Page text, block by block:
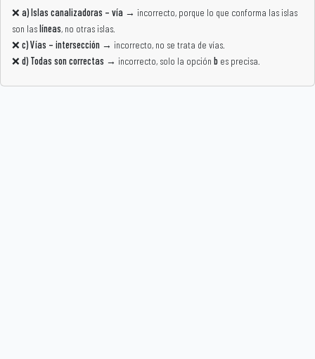
❌ a) Islas canalizadoras – vía → incorrecto, porque lo que conforma las islas
son laslíneas, no otras islas.
❌ c) Vías – intersección → incorrecto, no se trata de vías.
❌ d) Todas son correctas → incorrecto, solo la opción b es precisa.